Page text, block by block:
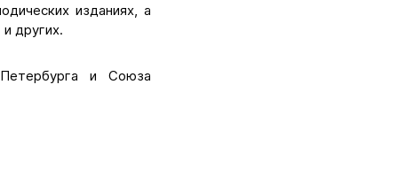
изданиях, а
других.
и Союза